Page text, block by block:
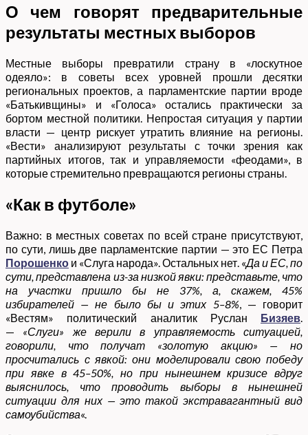
О чем говорят предварительные
результаты местных выборов
Местные выборы превратили страну в «лоскутное
одеяло»: в советы всех уровней прошли десятки
региональных проектов, а парламентские партии вроде
«Батькивщины» и «Голоса» остались практически за
бортом местной политики. Непростая ситуация у партии
власти — центр рискует утратить влияние на регионы.
«Вести» анализируют результаты с точки зрения как
партийных итогов, так и управляемости «феодами», в
которые стремительно превращаются регионы страны.
«Как в футболе»
Важно: в местных советах по всей стране присутствуют,
по сути, лишь две парламентские партии — это ЕС Петра
Порошенко и «Слуга народа». Остальных нет. «Да и ЕС, по
сути, представлена из-за низкой явки: представьте, что
на участки пришло бы не 37%, а, скажем, 45%
избирателей — не было бы и этих 5–8% , — говорит
«Вестям» политический аналитик Руслан Бизяев
— «Слуги» же верили в управляемость ситуацией,
говорили, что получат «золотую акцию» — но
просчитались с явкой: они моделировали свою победу
при явке в 45–50%, но при нынешнем кризисе вдруг
выяснилось, что проводить выборы в нынешней
ситуации для них — это такой экстравагантный вид
самоубийства«.